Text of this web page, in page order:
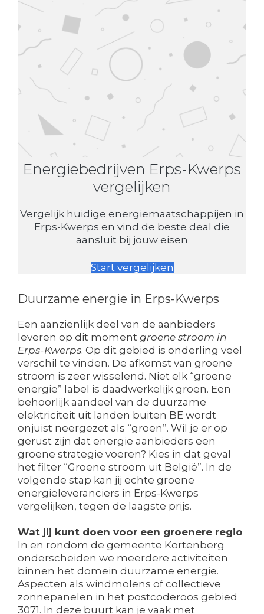
Energiebedrijven Erps-Kwerps
vergelijken
Vergelijk huidige energiemaatschappijen in
Erps-Kwerps en vind de beste deal die
aansluit bij jouw eisen
Start vergelijken
Duurzame energie in Erps-Kwerps
Een aanzienlijk deel van de aanbieders
leveren op dit moment groene stroom in
Erps-Kwerps. Op dit gebied is onderling veel
verschil te vinden. De afkomst van groene
stroom is zeer wisselend. Niet elk “groene
energie” label is daadwerkelijk groen. Een
behoorlijk aandeel van de duurzame
elektriciteit uit landen buiten BE wordt
onjuist neergezet als “groen”. Wil je er op
gerust zijn dat energie aanbieders een
groene strategie voeren? Kies in dat geval
het filter “Groene stroom uit België”. In de
volgende stap kan jij echte groene
energieleveranciers in Erps-Kwerps
vergelijken, tegen de laagste prijs.
Wat jij kunt doen voor een groenere regio
In en rondom de gemeente Kortenberg
onderscheiden we meerdere activiteiten
binnen het domein duurzame energie.
Aspecten als windmolens of collectieve
zonnepanelen in het postcoderoos gebied
3071. In deze buurt kan je vaak met